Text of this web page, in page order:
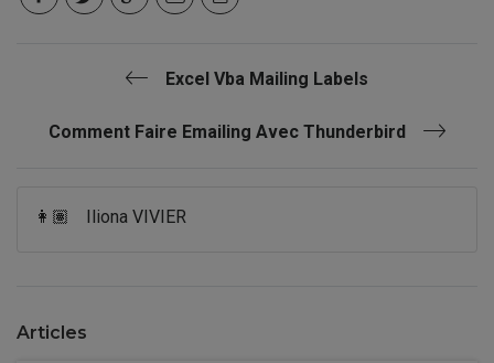
Excel Vba Mailing Labels
Comment Faire Emailing Avec Thunderbird
👩🏽 Iliona VIVIER
Articles